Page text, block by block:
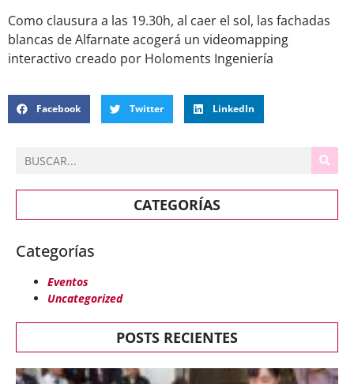
Como clausura a las 19.30h, al caer el sol, las fachadas
blancas de Alfarnate acogerá un videomapping
interactivo creado por Holoments Ingeniería
Facebook Twitter LinkedIn
CATEGORÍAS
Categorías
Eventos
Uncategorized
POSTS RECIENTES